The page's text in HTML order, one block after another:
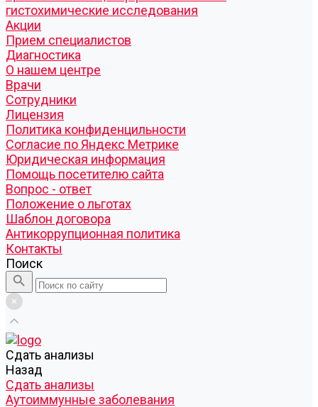
гистохимические исследования
Акции
Прием специалистов
Диагностика
О нашем центре
Врачи
Сотрудники
Лицензия
Политика конфиденцильности
Согласие по Яндекс Метрике
Юридическая информация
Помощь посетителю сайта
Вопрос - ответ
Положение о льготах
Шаблон договора
Антикоррупционная политика
Контакты
Поиск
Cдать анализы
Назад
Cдать анализы
Аутоиммунные заболевания